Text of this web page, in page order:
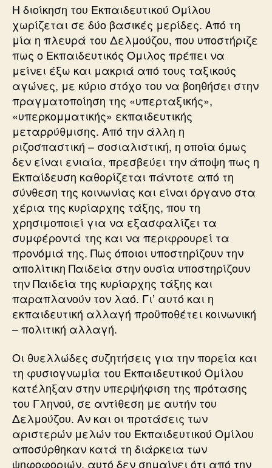
Η διοίκηση του Εκπαιδευτικού Ομίλου
χωρίζεται σε δύο βασικές μερίδες. Από τη
μία η πλευρά του Δελμούζου, που υποστήριζε
πως ο Εκπαιδευτικός Ομιλος πρέπει να
μείνει έξω και μακριά από τους ταξικούς
αγώνες, με κύριο στόχο του να βοηθήσει στην
πραγματοποίηση της «υπερταξικής»,
«υπερκομματικής» εκπαιδευτικής
μεταρρύθμισης. Από την άλλη η
ριζοσπαστική – σοσιαλιστική, η οποία όμως
δεν είναι ενιαία, πρεσβεύει την άποψη πως η
Εκπαίδευση καθορίζεται πάντοτε από τη
σύνθεση της κοινωνίας και είναι όργανο στα
χέρια της κυρίαρχης τάξης, που τη
χρησιμοποιεί για να εξασφαλίζει τα
συμφέροντά της και να περιφρουρεί τα
προνόμιά της. Πως όποιοι υποστηρίζουν την
απολίτικη Παιδεία στην ουσία υποστηρίζουν
την Παιδεία της κυρίαρχης τάξης και
παραπλανούν τον λαό. Γι’ αυτό και η
εκπαιδευτική αλλαγή προϋποθέτει κοινωνική
– πολιτική αλλαγή.
Οι θυελλώδες συζητήσεις για την πορεία και
τη φυσιογνωμία του Εκπαιδευτικού Ομίλου
κατέληξαν στην υπερψήφιση της πρότασης
του Γληνού, σε αντίθεση με αυτήν του
Δελμούζου. Αν και οι προτάσεις των
αριστερών μελών του Εκπαιδευτικού Ομίλου
αποσύρθηκαν κατά τη διάρκεια των
ψηφοφοριών, αυτό δεν σημαίνει ότι από την